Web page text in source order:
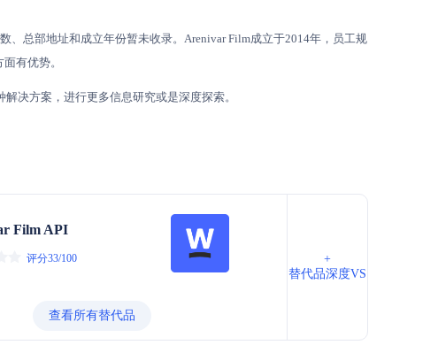
、总部地址和成立年份暂未收录。Arenivar Film成立于2014年，员工规
有优势。
解决方案，进行更多信息研究或是深度探索。
Film API
评分33/100
查看所有替代品
+
替代品深度VS